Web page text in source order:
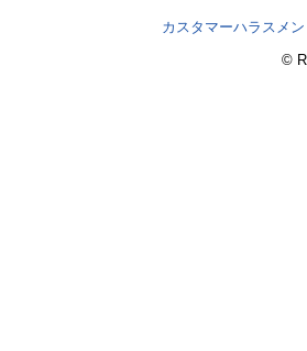
カスタマーハラスメ
©